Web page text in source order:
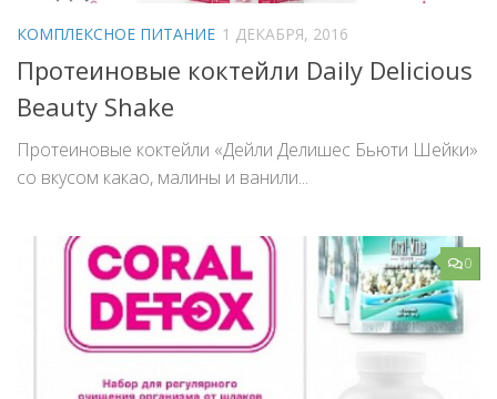
КОМПЛЕКСНОЕ ПИТАНИЕ 1 ДЕКАБРЯ, 2016
Протеиновые коктейли Daily Delicious
Beauty Shake
Протеиновые коктейли «Дейли Делишес Бьюти Шейки»
со вкусом какао, малины и ванили...
0